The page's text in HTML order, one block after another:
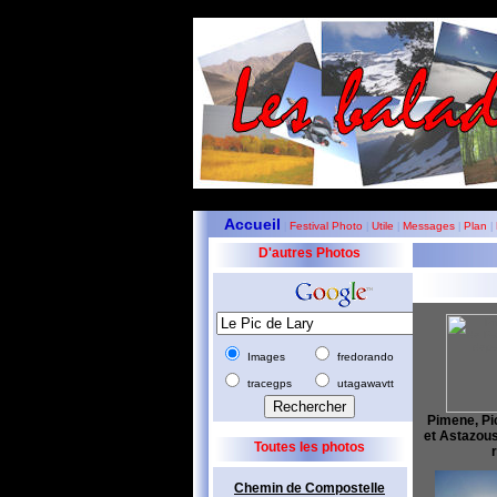
Accueil Festival Photo Utile Messages Plan
D'autres Photos
Images fredorando
tracegps utagawavtt
Toutes les photos
Chemin de Compostelle
Pimene,
et